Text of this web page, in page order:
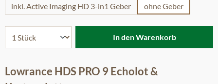
inkl. Active Imaging HD 3-in1 Geber
ohne Geber
In den Warenkorb
Lowrance HDS PRO 9 Echolot &